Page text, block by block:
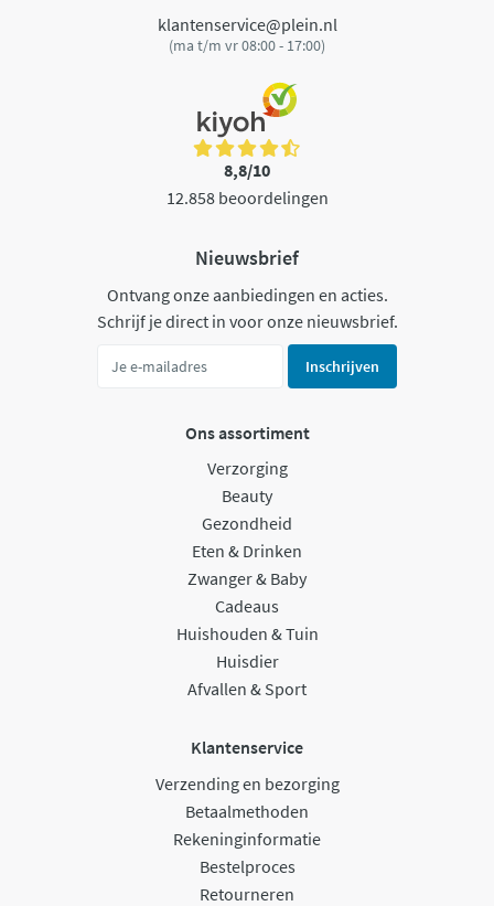
klantenservice@plein.nl
(ma t/m vr 08:00 - 17:00)
8,8/10
12.858 beoordelingen
Nieuwsbrief
Ontvang onze aanbiedingen en acties.
Schrijf je direct in voor onze nieuwsbrief.
Inschrijven
Ons assortiment
Verzorging
Beauty
Gezondheid
Eten & Drinken
Zwanger & Baby
Cadeaus
Huishouden & Tuin
Huisdier
Afvallen & Sport
Klantenservice
Verzending en bezorging
Betaalmethoden
Rekeninginformatie
Bestelproces
Retourneren